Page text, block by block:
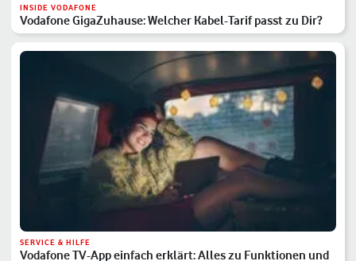
INSIDE VODAFONE
Vodafone GigaZuhause: Welcher Kabel-Tarif passt zu Dir?
SERVICE & HILFE
Vodafone TV-App einfach erklärt: Alles zu Funktionen und